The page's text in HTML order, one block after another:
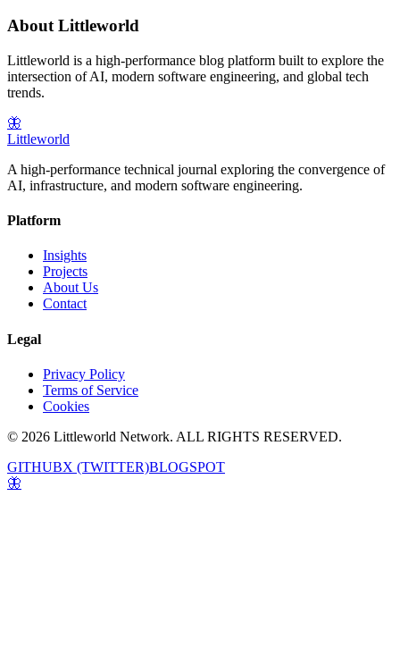
About Littleworld
Littleworld is a high-performance blog platform built to explore the
intersection of AI, modern software engineering, and global tech
trends.
🦋
Littleworld
A high-performance technical journal exploring the convergence of
AI, infrastructure, and modern software engineering.
Platform
Insights
Projects
About Us
Contact
Legal
Privacy Policy
Terms of Service
Cookies
© 2026 Littleworld Network. ALL RIGHTS RESERVED.
GITHUBX (TWITTER)BLOGSPOT
🦋